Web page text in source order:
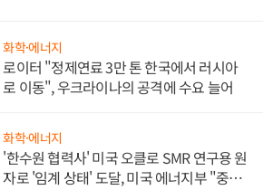
화학·에너지
로이터 "정제연료 3만 톤 한국에서 러시아
로 이동", 우크라이나의 공격에 수요 늘어
화학·에너지
'한수원 협력사' 미국 오클로 SMR 연구용 원
자로 '임계 상태' 도달, 미국 에너지부 "중요